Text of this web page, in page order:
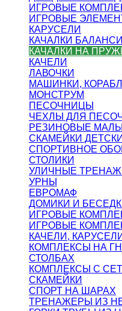
ИГРОВЫЕ
ИГРОВЫЕ
КАРУСЕЛИ
КАЧАЛКИ
КАЧАЛКИ НА
КАЧЕЛИ
ЛАВОЧКИ
МАШИНКИ,
МОНСТРУМ
ПЕСОЧНИЦЫ
ЧЕХЛЫ ДЛЯ
РЕЗИНОВЫЕ
СКАМЕЙКИ
СПОРТИВНОЕ
СТОЛИКИ
УЛИЧНЫЕ
УРНЫ
ЕВРОМАФ
ДОМИКИ И
ИГРОВЫЕ
ИГРОВЫЕ
КАЧЕЛИ,
КОМПЛЕКСЫ НА
СТОЛБАХ
КОМПЛЕКСЫ С
СКАМЕЙКИ
СПОРТ НА ШАРАХ
ТРЕНАЖЕРЫ ИЗ